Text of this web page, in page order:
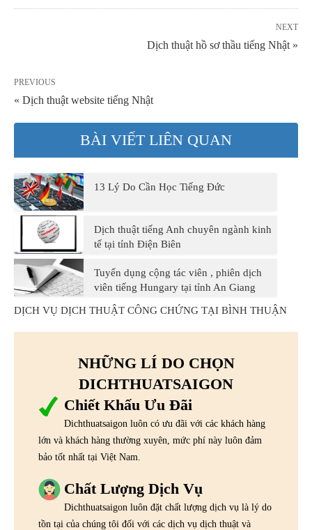
NEXT
Dịch thuật hồ sơ thầu tiếng Nhật »
PREVIOUS
« Dịch thuật website tiếng Nhật
BÀI VIẾT LIÊN QUAN
13 Lý Do Cần Học Tiếng Đức
Dịch thuật tiếng Anh chuyên ngành kinh
tế tại tỉnh Điện Biên
Tuyển dụng cộng tác viên , phiên dịch
viên tiếng Hungary tại tỉnh An Giang
DỊCH VỤ DỊCH THUẬT CÔNG CHỨNG TẠI BÌNH THUẬN
NHỮNG LÍ DO CHỌN
DICHTHUATSAIGON
Chiết Khấu Ưu Đãi
Dichthuatsaigon luôn có ưu đãi với các khách hàng
lớn và khách hàng thường xuyên, mức phí này luôn đảm
bảo tốt nhất tại Việt Nam.
Chất Lượng Dịch Vụ
Dichthuatsaigon luôn đặt chất lượng dịch vụ là lý do
tồn tại của chúng tôi đối với các dịch vụ dịch thuật và